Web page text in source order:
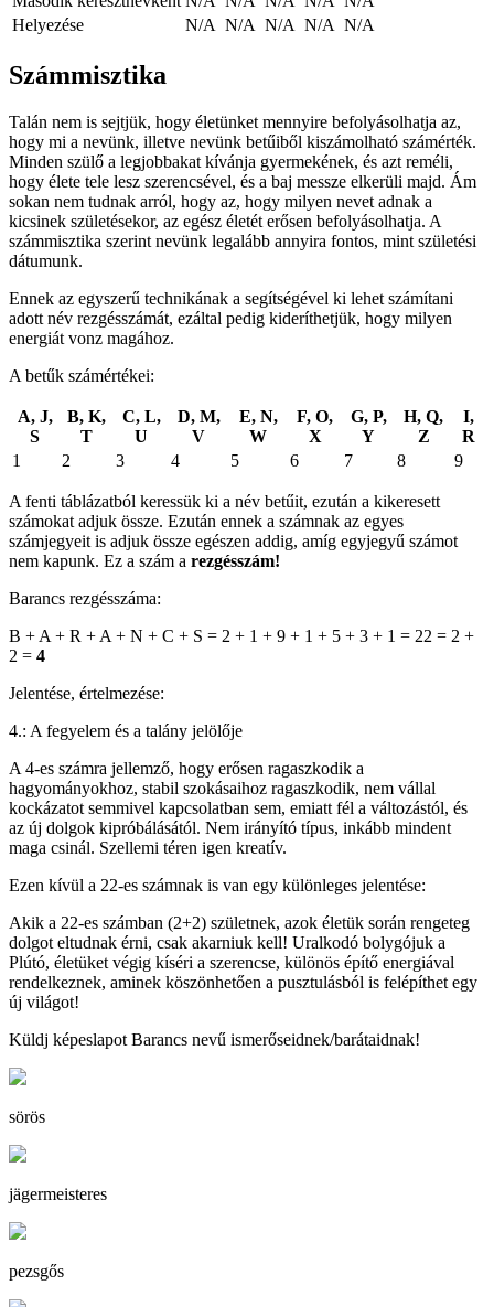
Helyezése
N/A N/A N/A N/A N/A
Számmisztika
Talán nem is sejtjük, hogy életünket mennyire befolyásolhatja az,
hogy mi a nevünk, illetve nevünk betűiből kiszámolható számérték.
Minden szülő a legjobbakat kívánja gyermekének, és azt reméli,
hogy élete tele lesz szerencsével, és a baj messze elkerüli majd. Ám
sokan nem tudnak arról, hogy az, hogy milyen nevet adnak a
kicsinek születésekor, az egész életét erősen befolyásolhatja. A
számmisztika szerint nevünk legalább annyira fontos, mint születési
dátumunk.
Ennek az egyszerű technikának a segítségével ki lehet számítani
adott név rezgésszámát, ezáltal pedig kideríthetjük, hogy milyen
energiát vonz magához.
A betűk számértékei:
A, J,
S
B, K,
T
C, L,
U
D, M,
V
E, N,
W
F, O,
X
G, P,
Y
H, Q,
Z
I,
R
1
2 3 4 5 6 7 8 9
A fenti táblázatból keressük ki a név betűit, ezután a kikeresett
számokat adjuk össze. Ezután ennek a számnak az egyes
számjegyeit is adjuk össze egészen addig, amíg egyjegyű számot
nem kapunk. Ez a szám a rezgésszám!
Barancs rezgésszáma:
B + A + R + A + N + C + S = 2 + 1 + 9 + 1 + 5 + 3 + 1 = 22 = 2 +
2 = 4
Jelentése, értelmezése:
4.: A fegyelem és a talány jelölője
A 4-es számra jellemző, hogy erősen ragaszkodik a
hagyományokhoz, stabil szokásaihoz ragaszkodik, nem vállal
kockázatot semmivel kapcsolatban sem, emiatt fél a változástól, és
az új dolgok kipróbálásától. Nem irányító típus, inkább mindent
maga csinál. Szellemi téren igen kreatív.
Ezen kívül a 22-es számnak is van egy különleges jelentése:
Akik a 22-es számban (2+2) születnek, azok életük során rengeteg
dolgot eltudnak érni, csak akarniuk kell! Uralkodó bolygójuk a
Plútó, életüket végig kíséri a szerencse, különös építő energiával
rendelkeznek, aminek köszönhetően a pusztulásból is felépíthet egy
új világot!
Küldj képeslapot Barancs nevű ismerőseidnek/barátaidnak!
sörös
jägermeisteres
pezsgős